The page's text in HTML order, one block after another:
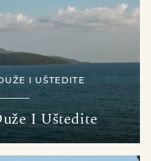
I UŠTEDITE
I Uštedite